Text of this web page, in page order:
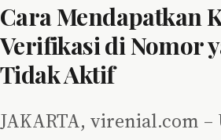
Cara Mendapatkan
Verifikasi di Nomor
Tidak Aktif
JAKARTA, virenial.com